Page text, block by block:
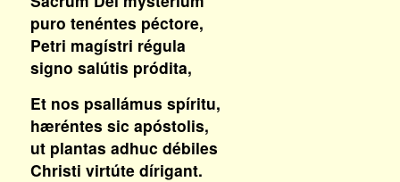
puro tenéntes péctore,
Petri magístri régula
signo salútis pródita,
Et nos psallámus spíritu,
hæréntes sic apóstolis,
ut plantas adhuc débiles
Christi virtúte dírigant.